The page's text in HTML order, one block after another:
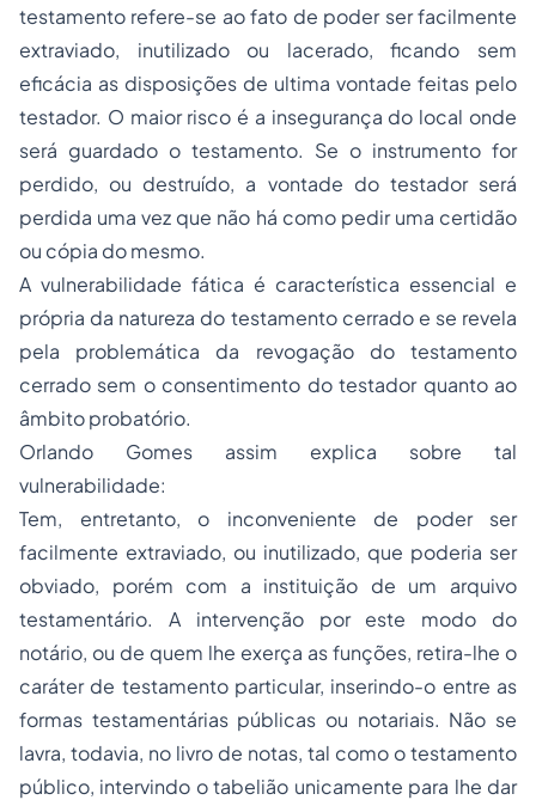
testamento refere-se ao fato de poder ser facilmente
extraviado, inutilizado ou lacerado, ficando sem
eficácia as disposições de ultima vontade feitas pelo
testador. O maior risco é a insegurança do local onde
será guardado o testamento. Se o instrumento for
perdido, ou destruído, a vontade do testador será
perdida uma vez que não há como pedir uma certidão
ou cópia do mesmo.
A vulnerabilidade fática é característica essencial e
própria da natureza do testamento cerrado e se revela
pela problemática da revogação do testamento
cerrado sem o consentimento do testador quanto ao
âmbito probatório.
Orlando Gomes assim explica sobre tal
vulnerabilidade:
Tem, entretanto, o inconveniente de poder ser
facilmente extraviado, ou inutilizado, que poderia ser
obviado, porém com a instituição de um arquivo
testamentário. A intervenção por este modo do
notário, ou de quem lhe exerça as funções, retira-lhe o
caráter de testamento particular, inserindo-o entre as
formas testamentárias públicas ou notariais. Não se
lavra, todavia, no livro de notas, tal como o testamento
público, intervindo o tabelião unicamente para lhe dar